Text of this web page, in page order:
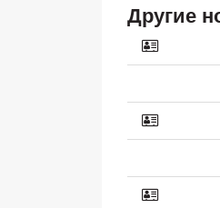
Другие